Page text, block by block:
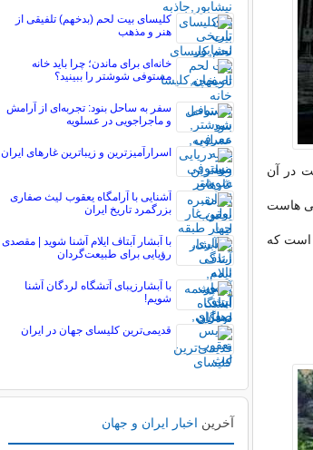
در آن
هاست
است که
کلیسای بیت لحم (بدخهم) تلفیقی از
هنر و مذهب
خانه‌ای برای ماندن؛ چرا باید خانه
مستوفی شوشتر را ببینید؟
سفر به ساحل بنود: تجربه‌ای از آرامش
و ماجراجویی در عسلویه
اسرارآمیزترین و زیباترین غارهای ایران
آشنایی با آرامگاه یعقوب لیث صفاری
بزرگمرد تاریخ ایران
با آبشار آبتاف ایلام آشنا شوید | مقصدی
رؤیایی برای طبیعت‌گردان
با آبشارزیبای آتشگاه لردگان آشنا
شویم!
قدیمی‌ترین كلیسای جهان در ایران
آخرین اخبار ایران و جهان